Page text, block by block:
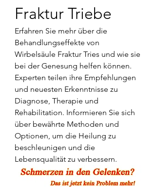
Fraktur Triebe
Erfahren Sie mehr über die
Behandlungseffekte von
Wirbelsäule Fraktur Tries und wie sie
bei der Genesung helfen können.
Experten teilen ihre Empfehlungen
und neuesten Erkenntnisse zu
Diagnose, Therapie und
Rehabilitation. Informieren Sie sich
über bewährte Methoden und
Optionen, um die Heilung zu
beschleunigen und die
Lebensqualität zu verbessern.